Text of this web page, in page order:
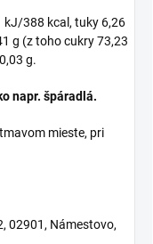
kJ/388 kcal, tuky 6,26
g (z toho cukry 73,23
g.
napr. špáradlá.
mieste, pri
02901, Námestovo,